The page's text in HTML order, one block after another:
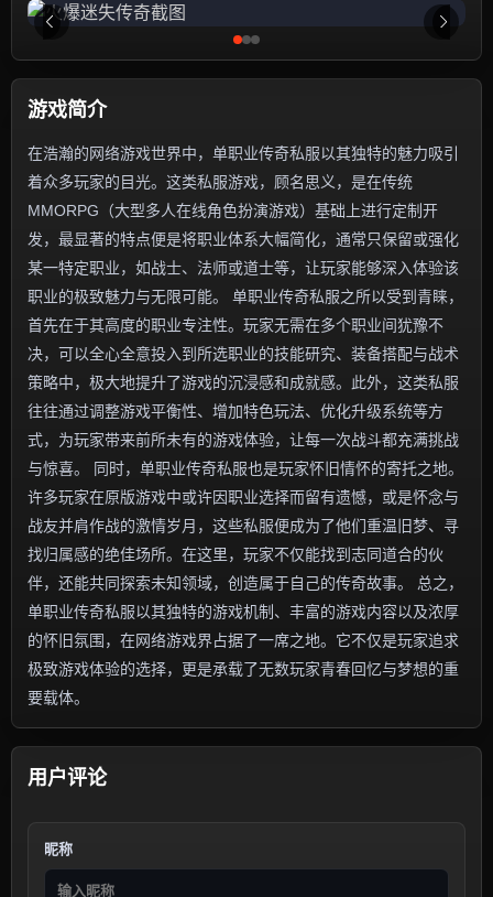
游戏简介
在浩瀚的网络游戏世界中，单职业传奇私服以其独特的魅力吸引
着众多玩家的目光。这类私服游戏，顾名思义，是在传统
MMORPG（大型多人在线角色扮演游戏）基础上进行定制开
发，最显著的特点便是将职业体系大幅简化，通常只保留或强化
某一特定职业，如战士、法师或道士等，让玩家能够深入体验该
职业的极致魅力与无限可能。 单职业传奇私服之所以受到青睐，
首先在于其高度的职业专注性。玩家无需在多个职业间犹豫不
决，可以全心全意投入到所选职业的技能研究、装备搭配与战术
策略中，极大地提升了游戏的沉浸感和成就感。此外，这类私服
往往通过调整游戏平衡性、增加特色玩法、优化升级系统等方
式，为玩家带来前所未有的游戏体验，让每一次战斗都充满挑战
与惊喜。 同时，单职业传奇私服也是玩家怀旧情怀的寄托之地。
许多玩家在原版游戏中或许因职业选择而留有遗憾，或是怀念与
战友并肩作战的激情岁月，这些私服便成为了他们重温旧梦、寻
找归属感的绝佳场所。在这里，玩家不仅能找到志同道合的伙
伴，还能共同探索未知领域，创造属于自己的传奇故事。 总之，
单职业传奇私服以其独特的游戏机制、丰富的游戏内容以及浓厚
的怀旧氛围，在网络游戏界占据了一席之地。它不仅是玩家追求
极致游戏体验的选择，更是承载了无数玩家青春回忆与梦想的重
要载体。
用户评论
昵称